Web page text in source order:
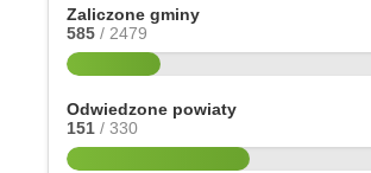
Zaliczone gminy
585 / 2479
Odwiedzone powiaty
151 / 330